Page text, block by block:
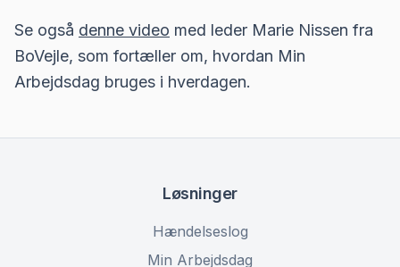
Se også denne video med leder Marie Nissen fra
BoVejle, som fortæller om, hvordan Min
Arbejdsdag bruges i hverdagen.
Løsninger
Hændelseslog
Min Arbejdsdag